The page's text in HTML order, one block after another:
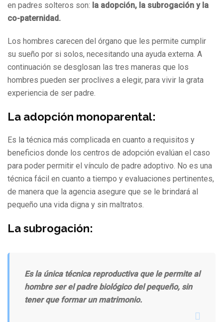
en padres solteros son: la adopción, la subrogación y la
co-paternidad.
Los hombres carecen del órgano que les permite cumplir
su sueño por si solos, necesitando una ayuda externa. A
continuación se desglosan las tres maneras que los
hombres pueden ser proclives a elegir, para vivir la grata
experiencia de ser padre.
La adopción monoparental:
Es la técnica más complicada en cuanto a requisitos y
beneficios donde los centros de adopción evalúan el caso
para poder permitir el vínculo de padre adoptivo. No es una
técnica fácil en cuanto a tiempo y evaluaciones pertinentes,
de manera que la agencia asegure que se le brindará al
pequeño una vida digna y sin maltratos.
La subrogación:
Es la única técnica reproductiva que le permite al
hombre ser el padre biológico del pequeño, sin
tener que formar un matrimonio.